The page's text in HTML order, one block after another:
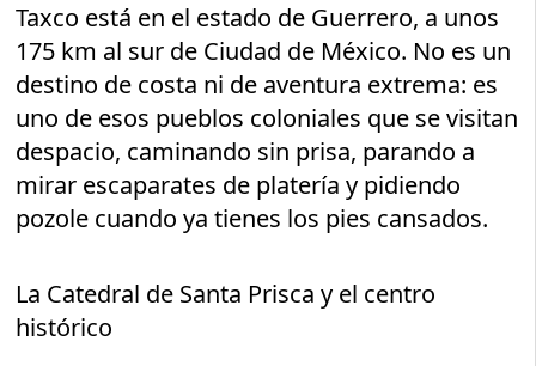
Taxco está en el estado de Guerrero, a unos
175 km al sur de Ciudad de México. No es un
destino de costa ni de aventura extrema: es
uno de esos pueblos coloniales que se visitan
despacio, caminando sin prisa, parando a
mirar escaparates de platería y pidiendo
pozole cuando ya tienes los pies cansados.
La Catedral de Santa Prisca y el centro
histórico